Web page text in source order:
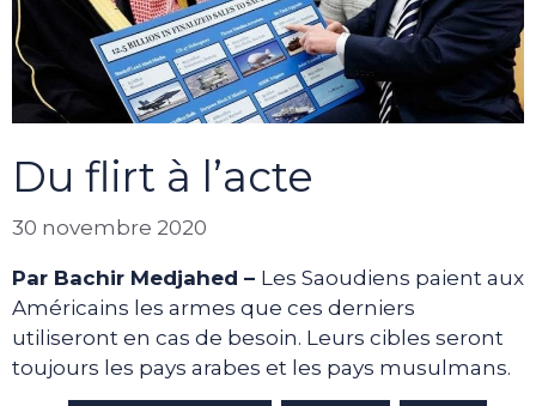
Du flirt à l’acte
30 novembre 2020
Par Bachir Medjahed – Les Saoudiens paient aux
Américains les armes que ces derniers
utiliseront en cas de besoin. Leurs cibles seront
toujours les pays arabes et les pays musulmans.